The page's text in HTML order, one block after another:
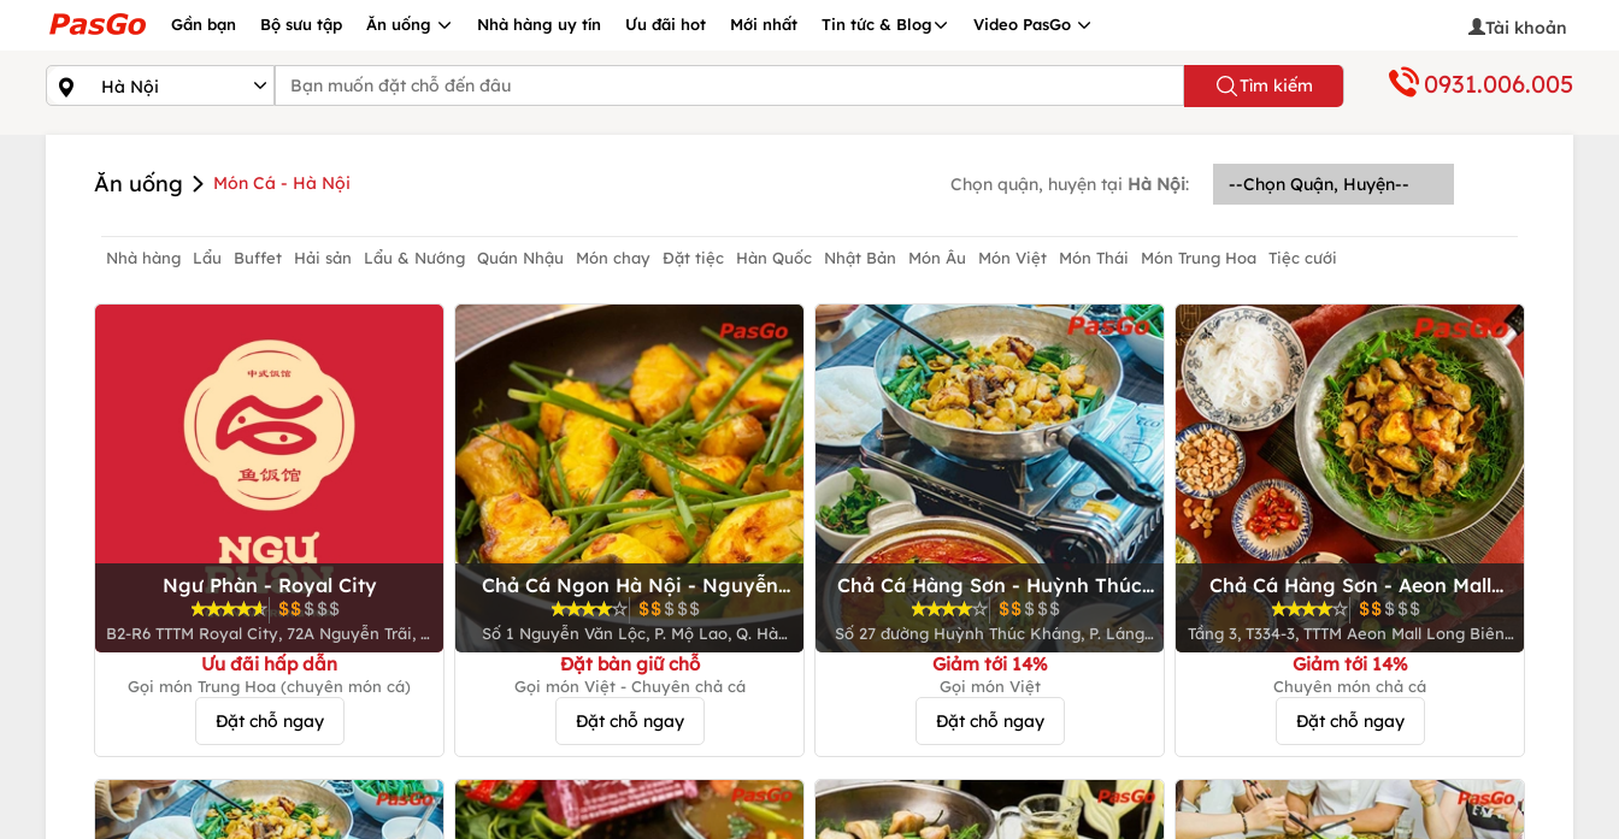
Gần bạn Bộ sưu tập Ăn uống Nhà hàng uy tín Ưu đãi hot Mới nhất Tin tức & Blog Video PasGo Tài khoản
Tìm kiếm 0931.006.005
Ăn uống Món Cá - Hà Nội Chọn quận, huyện tại Hà Nội:
Nhà hàng Lẩu Buffet Hải sản Lẩu & Nướng Quán Nhậu Món chay Đặt tiệc Hàn Quốc Nhật Bản Món Âu Món Việt Món Thái Món Trung Hoa Tiệc cưới
Ngư Phàn - Royal City
B2-R6 TTTM Royal City, 72A Nguyễn Trãi, P.
Thanh Xuân
Ưu đãi hấp dẫn
Gọi món Trung Hoa (chuyên món cá)
Đặt chỗ ngay
Chả Cá Ngon Hà Nội - Nguyễn
Văn Lộc
Số 1 Nguyễn Văn Lộc, P. Mộ Lao, Q. Hà
Đông
Đặt bàn giữ chỗ
Gọi món Việt - Chuyên chả cá
Đặt chỗ ngay
Chả Cá Hàng Sơn - Huỳnh Thúc
Kháng
Số 27 đường Huỳnh Thúc Kháng, P. Láng
Hạ, Q. Đống Đa
Giảm tới 14%
Gọi món Việt
Đặt chỗ ngay
Chả Cá Hàng Sơn - Aeon Mall
Long Biên
Tầng 3, T334-3, TTTM Aeon Mall Long Biên ,
Số 27 Cổ Linh, Q. Long Biên
Giảm tới 14%
Chuyên món chả cá
Đặt chỗ ngay